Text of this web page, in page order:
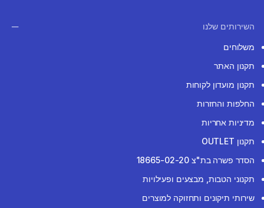
השירותים שלנו
משלוחים
תקנון האתר
תקנון מועדון לקוחות
החלפות והחזרות
מדיניות אחריות
תקנון OUTLET
הסדר פשרה בת"צ 18665-02-20
תקנוני הטבות, מבצעים ופעילויות
שירותי תיקונים ותחזוקה למוצרים